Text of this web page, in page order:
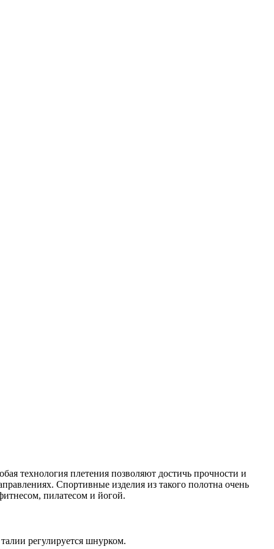
технология плетения позволяют достичь прочности и
Спортивные изделия из такого полотна очень
пилатесом и йогой.
регулируется шнурком.